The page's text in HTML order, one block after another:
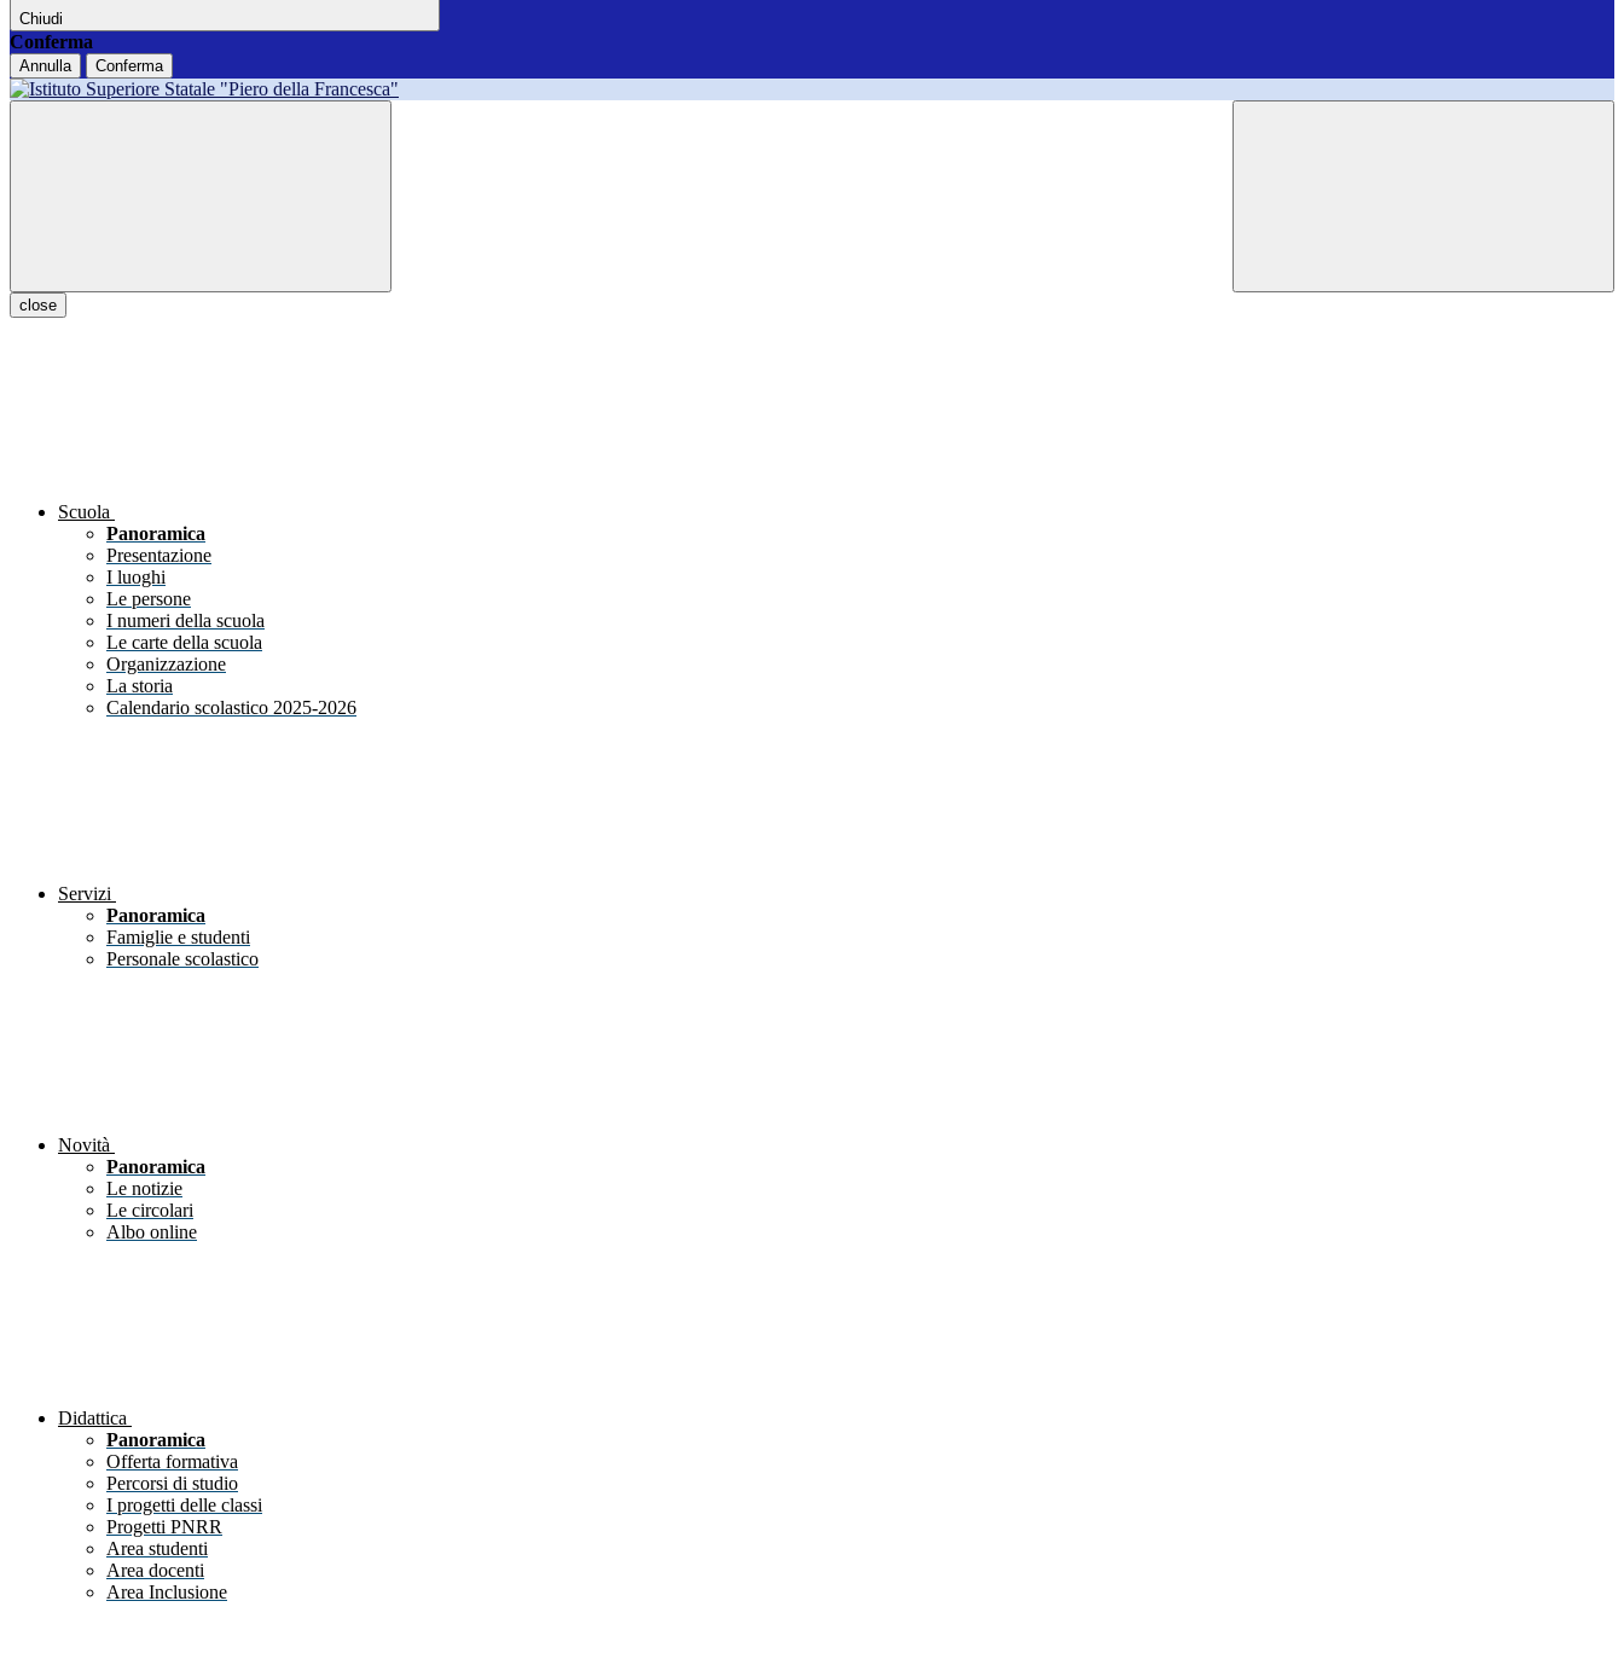
Chiudi
Conferma
Annulla Conferma
close
Scuola
Panoramica
Presentazione
I luoghi
Le persone
I numeri della scuola
Le carte della scuola
Organizzazione
La storia
Calendario scolastico 2025-2026
Servizi
Panoramica
Famiglie e studenti
Personale scolastico
Novità
Panoramica
Le notizie
Le circolari
Albo online
Didattica
Panoramica
Offerta formativa
Percorsi di studio
I progetti delle classi
Progetti PNRR
Area studenti
Area docenti
Area Inclusione